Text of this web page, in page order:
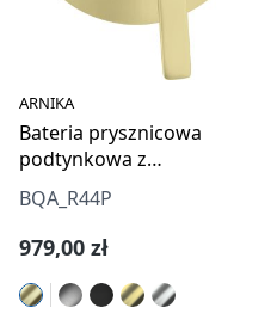
ARNIKA
Bateria prysznicowa
podtynkowa z
przełącznikiem natrysku
BQA_R44P
Cena regularna:
979,00 zł